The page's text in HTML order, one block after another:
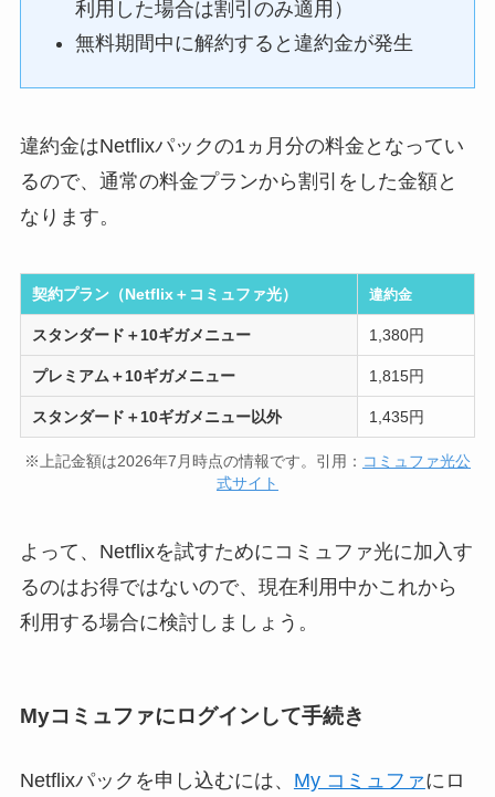
利用した場合は割引のみ適用）
無料期間中に解約すると違約金が発生
違約金はNetflixパックの1ヵ月分の料金となってい
るので、通常の料金プランから割引をした金額と
なります。
契約プラン（Netflix＋コミュファ光） 違約金
スタンダード＋10ギガメニュー 1,380円
プレミアム＋10ギガメニュー 1,815円
スタンダード＋10ギガメニュー以外 1,435円
※上記金額は2026年7月時点の情報です。引用： コミュファ光公
式サイト
よって、Netflixを試すためにコミュファ光に加入す
るのはお得ではないので、現在利用中かこれから
利用する場合に検討しましょう。
Myコミュファにログインして手続き
Netflixパックを申し込むには、 My コミュファにロ